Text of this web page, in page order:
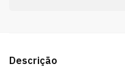
Descrição